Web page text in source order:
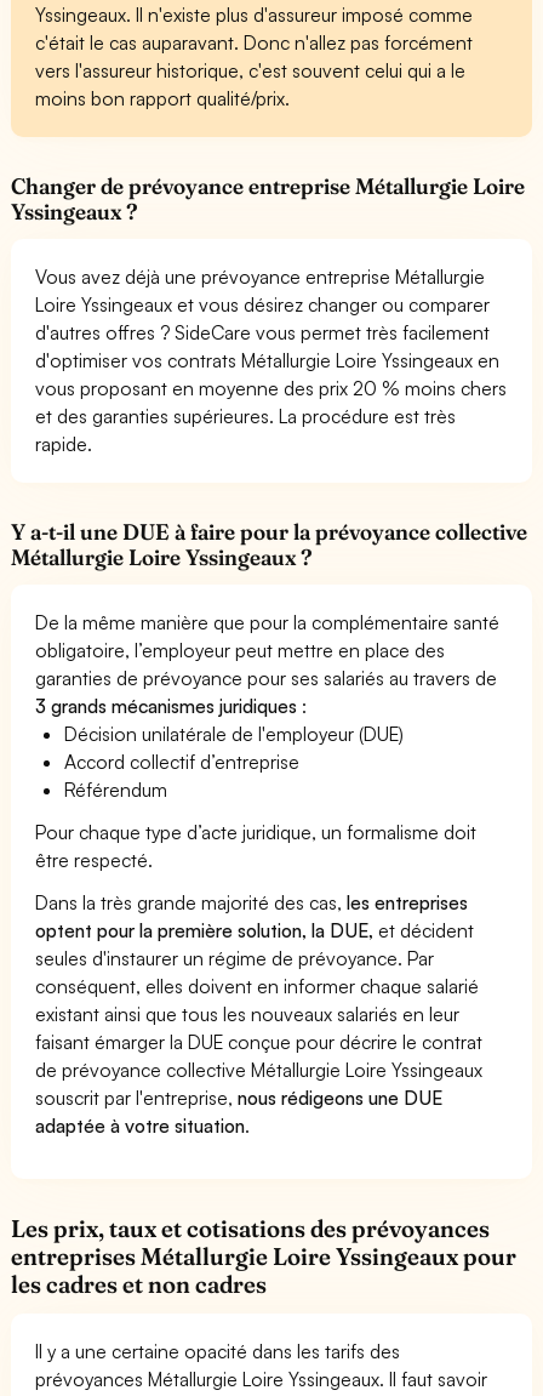
Yssingeaux. Il n'existe plus d'assureur imposé comme
c'était le cas auparavant. Donc n'allez pas forcément
vers l'assureur historique, c'est souvent celui qui a le
moins bon rapport qualité/prix.
Changer de prévoyance entreprise Métallurgie Loire
Yssingeaux ?
Vous avez déjà une prévoyance entreprise Métallurgie
Loire Yssingeaux et vous désirez changer ou comparer
d'autres offres ? SideCare vous permet très facilement
d'optimiser vos contrats Métallurgie Loire Yssingeaux en
vous proposant en moyenne des prix 20 % moins chers
et des garanties supérieures. La procédure est très
rapide.
Y a-t-il une DUE à faire pour la prévoyance collective
Métallurgie Loire Yssingeaux ?
De la même manière que pour la complémentaire santé
obligatoire, l’employeur peut mettre en place des
garanties de prévoyance pour ses salariés au travers de
3 grands mécanismes juridiques :
Décision unilatérale de l'employeur (DUE)
Accord collectif d’entreprise
Référendum
Pour chaque type d’acte juridique, un formalisme doit
être respecté.
Dans la très grande majorité des cas,les entreprises
optent pour la première solution, la DUE, et décident
seules d'instaurer un régime de prévoyance. Par
conséquent, elles doivent en informer chaque salarié
existant ainsi que tous les nouveaux salariés en leur
faisant émarger la DUE conçue pour décrire le contrat
de prévoyance collective Métallurgie Loire Yssingeaux
souscrit par l'entreprise,nous rédigeons une DUE
adaptée à votre situation.
Les prix, taux et cotisations des prévoyances
entreprises Métallurgie Loire Yssingeaux pour
les cadres et non cadres
Il y a une certaine opacité dans les tarifs des
prévoyances Métallurgie Loire Yssingeaux. Il faut savoir